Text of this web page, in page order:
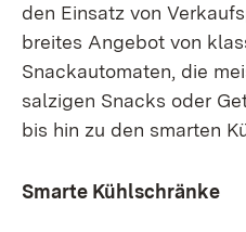
den Einsatz von
breites Angebot von
Snackautomaten, die
salzigen Snacks oder
bis hin zu den smarten
Smarte Kühlschränke